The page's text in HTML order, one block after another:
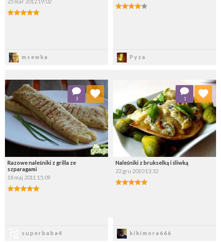
msewka Pyza
Razowe naleśniki z grilla ze
szparagami
18 maj 2011 15:09
superbaba4
3
Dodaj do ulubionych
Wybierz listę:
Naleśniki z brukselką i śliwką
22 gru 2010 13:32
kikimora666
1
Dodaj do ulubionych
Wybierz listę: